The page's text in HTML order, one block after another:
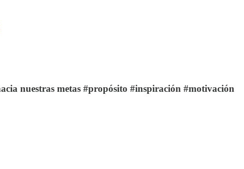
nuestras metas #propósito #inspiración #motivación